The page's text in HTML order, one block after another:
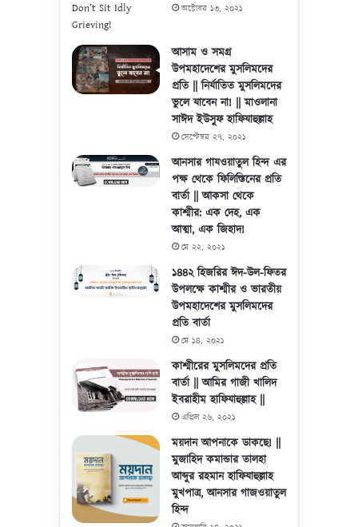
অক্টোবর ১৩, ২০২১
আসাম ও সমগ্র
উপমহাদেশের মুসলিমদের
প্রতি || নির্যাতিত মুসলিমদের
ভুলে যাবেন না! || মাওলানা
সাঈদ ইউসুফ হাফিযাহুল্লাহ
সেপ্টেম্বর ২৭, ২০২১
আনসার গাযওয়াতুল হিন্দ এর
পক্ষ থেকে ফিলিস্তিনের প্রতি
বার্তা || আকসা থেকে
কাশ্মীর: এক দেহ, এক
আত্মা, এক জিহাদ!
মে ২২, ২০২১
১৪৪২ হিজরির ঈদ-উল-ফিতর
উপলক্ষে কাশ্মীর ও ভারতীয়
উপমহাদেশের মুসলিমদের
প্রতি বার্তা
মে ১৪, ২০২১
কাশ্মীরের মুসলিমদের প্রতি
বার্তা || আমির গাজী খালিদ
ইবরাহীম হাফিযাহুল্লাহ ||
এপ্রিল ২৬, ২০২১
ময়দান আপনাকে ডাকছে! ||
মুজাহিদ কমান্ডার তালহা
আব্দুর রহমান হাফিযাহুল্লাহ
মুখপাত্র, আনসার গাজওয়াতুল
হিন্দ